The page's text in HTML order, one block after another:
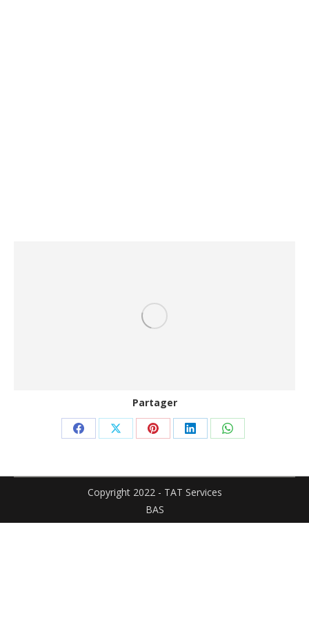
Partager
Partager
Facebook
Partager
X
Partager
Pinterest
Partager
LinkedIn
Partager
WhatsApp
Copyright 2022 - TAT Services
BAS